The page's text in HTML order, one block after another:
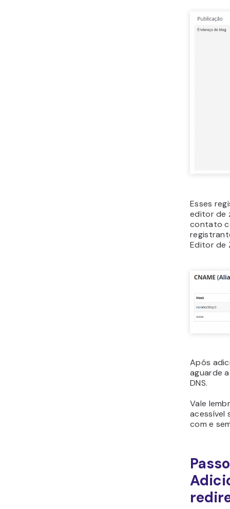
Esses
editor de
contato
Editor de
Após
aguarde
DNS.
Vale
acessível
com e